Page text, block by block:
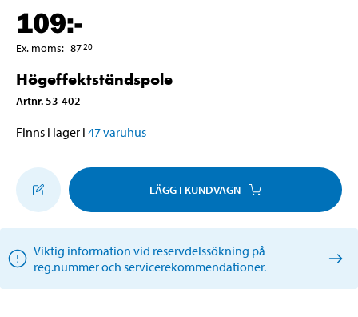
109:-
Ex. moms: 8720
Högeffektständspole
Artnr. 53-402
Finns i lager i 47varuhus
LÄGG I KUNDVAGN
Viktig information vid reservdelssökning på
reg.nummer och servicerekommendationer.